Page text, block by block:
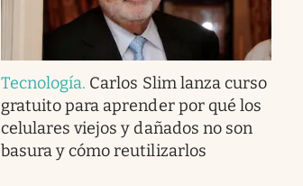
Tecnología. Carlos Slim lanza curso
gratuito para aprender por qué los
celulares viejos y dañados no son
basura y cómo reutilizarlos